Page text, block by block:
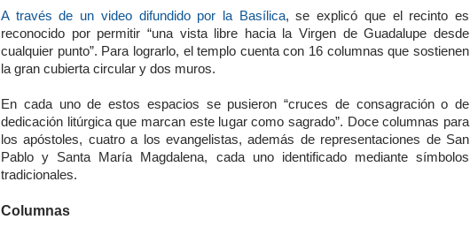
A través de un video difundido por la Basílica, se explicó que el recinto es
reconocido por permitir “una vista libre hacia la Virgen de Guadalupe desde
cualquier punto”. Para lograrlo, el templo cuenta con 16 columnas que sostienen
la gran cubierta circular y dos muros.
En cada uno de estos espacios se pusieron “cruces de consagración o de
dedicación litúrgica que marcan este lugar como sagrado”. Doce columnas para
los apóstoles, cuatro a los evangelistas, además de representaciones de San
Pablo y Santa María Magdalena, cada uno identificado mediante símbolos
tradicionales.
Columnas